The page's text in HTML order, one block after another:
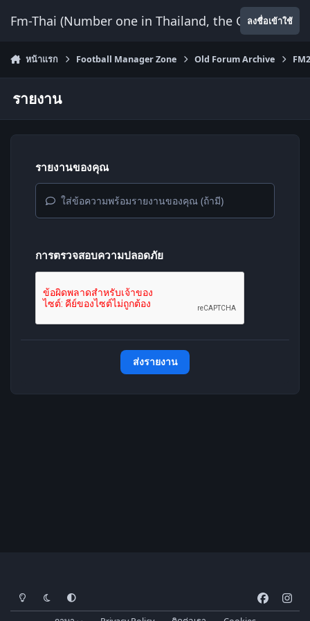
Fm-Thai (Number one in Thailand, the Onlyลงชื่อเข้าใช้
หน้าแรก Football Manager Zone Old Forum Archive
รายงาน
รายงานของคุณ
ใส่ข้อความพร้อมรายงานของคุณ (ถ้ามี)
การตรวจสอบความปลอดภัย
ส่งรายงาน
โหมดสว่างโหมดมืด การตั้งค่าระบบ
a
n